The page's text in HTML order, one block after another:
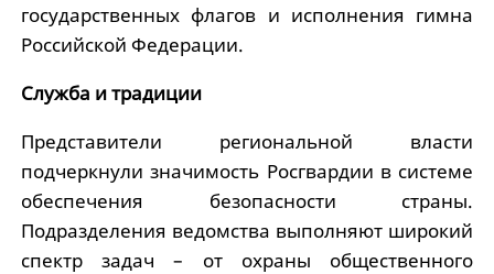
государственных флагов и исполнения гимна
Российской Федерации.
Служба и традиции
Представители региональной власти
подчеркнули значимость Росгвардии в системе
обеспечения безопасности страны.
Подразделения ведомства выполняют широкий
спектр задач – от охраны общественного